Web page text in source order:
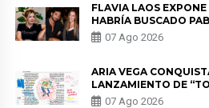
FLAVIA LAOS
HABRÍA BUSCADO
HEREDIA CON ALE
DE LAS PARTES
07 Ago 2026
ARIA VEGA
LANZAMIENTO DE
07 Ago 2026